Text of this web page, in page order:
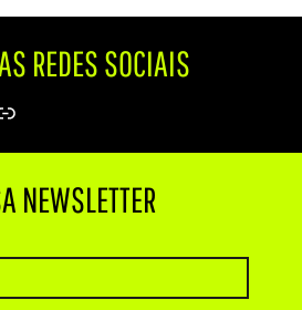
REDES SOCIAIS
Advisor
NEWSLETTER